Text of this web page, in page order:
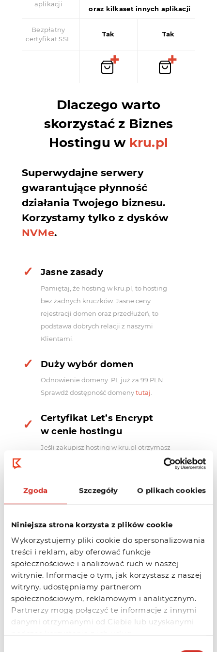
Zgoda Szczegóły O plikach cookies
Niniejsza strona korzysta z plików cookie
Wykorzystujemy pliki cookie do spersonalizowania
treści i reklam, aby oferować funkcje
społecznościowe i analizować ruch w naszej
witrynie. Informacje o tym, jak korzystasz z naszej
witryny, udostępniamy partnerom
społecznościowym, reklamowym i analitycznym.
Partnerzy mogą połączyć te informacje z innymi
danymi otrzymanymi od Ciebie lub uzyskanymi
aplikacji
oraz kilkaset innych aplikacji
Bezpłatny
certyfikat SSL
Tak Tak
Dlaczego warto
skorzystać z Biznes
Hostingu w kru.pl
Superwydajne serwery
gwarantujące płynność
działania Twojego biznesu.
Korzystamy tylko z dysków
NVMe.
Jasne zasady
Pamiętaj, że hosting w kru.pl, to hosting
bez żadnych kruczków. Jasne ceny
rejestracji domen oraz przedłużeń, to
podstawa dobrych relacji z naszymi
Klientami.
Duży wybór domen
Odnowienie domeny .PL już za 99 PLN.
Sprawdź dostępność domenytutaj.
Certyfikat Let’s Encrypt
w cenie hostingu
Jeśli zakupisz hosting w kru.pl otrzymasz
GDPR (RODO)
nowymi przepisami RODO, a umowa
generowana jest dla Ciebie
automatycznie. Nie musisz przejmować
się papierkową robotą.
Monitoring serwera
za darmo
Kolejny prezent dla Ciebie to darmowe